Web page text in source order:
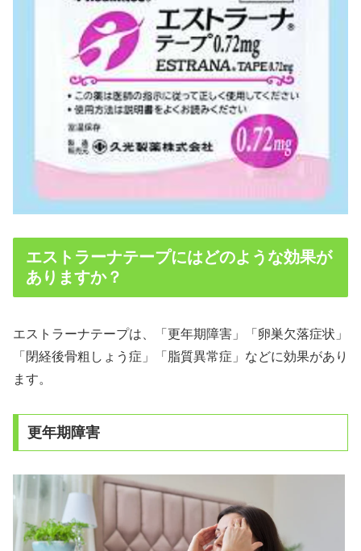
エストラーナテープにはどのような効果が
ありますか？
エストラーナテープは、「更年期障害」「卵巣欠落症状」
「閉経後骨粗しょう症」「脂質異常症」などに効果があり
ます。
更年期障害